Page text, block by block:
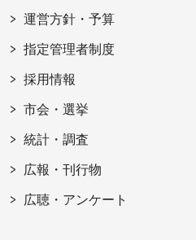
運営方針・予算
指定管理者制度
採用情報
市会・選挙
統計・調査
広報・刊行物
広聴・アンケート